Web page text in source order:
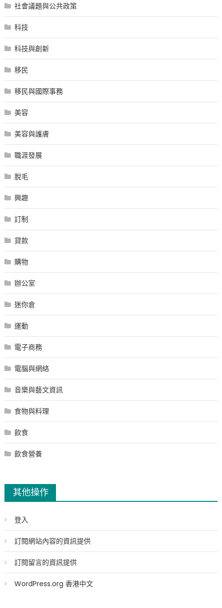
社會議題與公共政策
科技
科技與創新
移民
移民與國際事務
美容
美容與護膚
職涯發展
脫毛
興趣
訂制
貸款
購物
辦公室
迷你倉
運動
電子商務
電腦與網絡
音樂與藝文資訊
食物與料理
飲食
飲食營養
其他操作
登入
訂閱網站內容的資訊提供
訂閱留言的資訊提供
WordPress.org 香港中文